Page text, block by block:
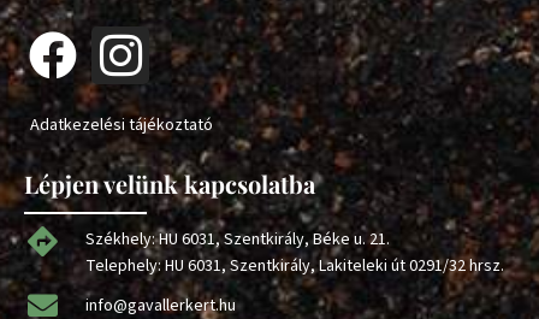
Adatkezelési tájékoztató
Lépjen velünk kapcsolatba
Székhely: HU 6031, Szentkirály, Béke u. 21.
Telephely: HU 6031, Szentkirály, Lakiteleki út 0291/32 hrsz.
info@gavallerkert.hu